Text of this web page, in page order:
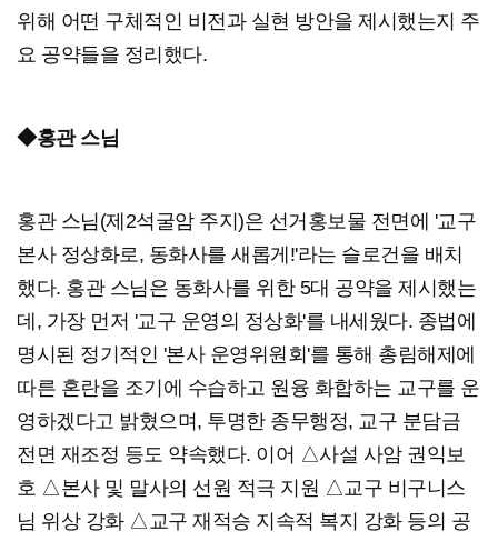
위해 어떤 구체적인 비전과 실현 방안을 제시했는지 주
요 공약들을 정리했다.
◆홍관 스님
홍관 스님(제2석굴암 주지)은 선거홍보물 전면에 '교구
본사 정상화로, 동화사를 새롭게!'라는 슬로건을 배치
했다. 홍관 스님은 동화사를 위한 5대 공약을 제시했는
데, 가장 먼저 '교구 운영의 정상화'를 내세웠다. 종법에
명시된 정기적인 '본사 운영위원회'를 통해 총림해제에
따른 혼란을 조기에 수습하고 원융 화합하는 교구를 운
영하겠다고 밝혔으며, 투명한 종무행정, 교구 분담금
전면 재조정 등도 약속했다. 이어 △사설 사암 권익보
호 △본사 및 말사의 선원 적극 지원 △교구 비구니스
님 위상 강화 △교구 재적승 지속적 복지 강화 등의 공